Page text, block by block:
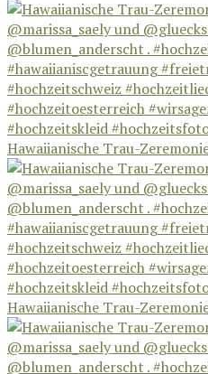
Hawaiianische Trau-
Hawaiianische Trau-